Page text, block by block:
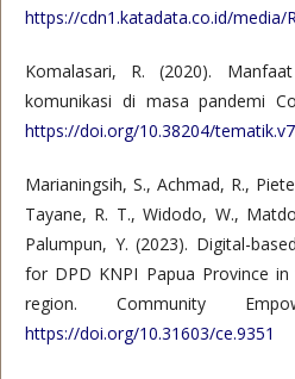
https://cdn1.katadata.co.id/media/
Komalasari, R. (2020).
komunikasi di masa pandemi
https://doi.org/10.38204/
Marianingsih, S., Achmad, R.,
Tayane, R. T., Widodo, W.,
Palumpun, Y. (2023). Digital-
for DPD KNPI Papua Province
region. Community
https://doi.org/10.31603/ce.9351